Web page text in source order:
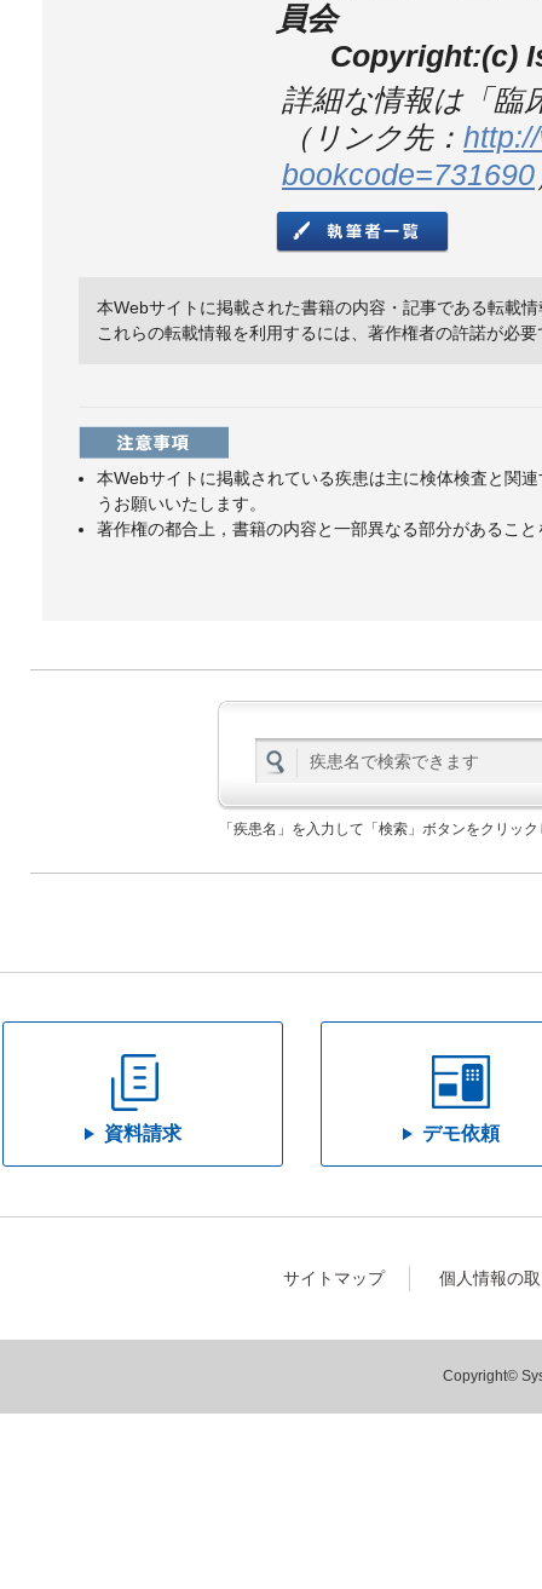
員会
Copyright:(c)
詳細な情報は「臨
（リンク先：
bookcode=731690
本Webサイトに掲載された書籍の内容・記事である転載
これらの転載情報を利用するには、著作権者の許諾が必要
本Webサイトに掲載されている疾患は主に検体検査と関
うお願いいたします。
著作権の都合上，書籍の内容と一部異なる部分があるこ
「疾患名」を入力して「検索」ボタンをクリッ
資料請求 デモ依頼
サイトマップ 個人情報の
Copyright©